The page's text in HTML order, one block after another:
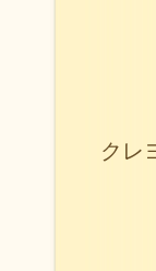
クレ